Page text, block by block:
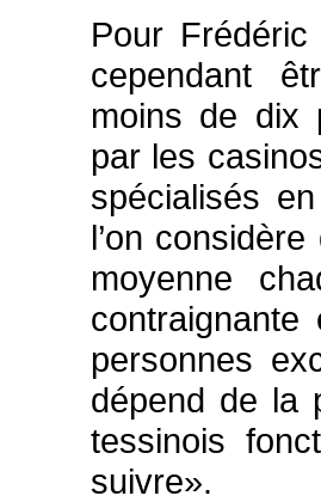
Pour
cependant
moins de dix
par les
spécialisés
l’on
moyenne
personnes
dépend de la
tessinois
suivre».